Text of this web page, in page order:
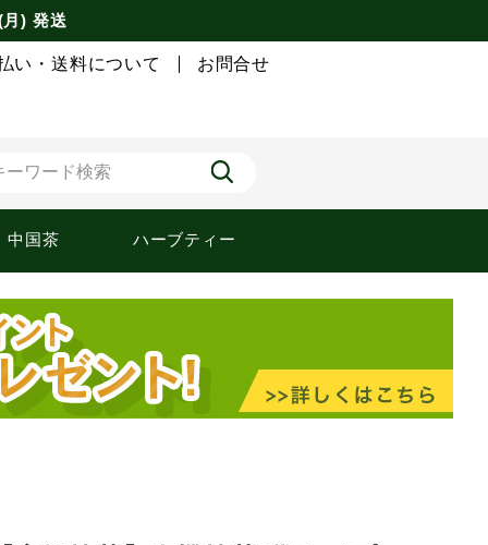
) 発送
い・送料について お問合せ
中国茶 ハーブティー